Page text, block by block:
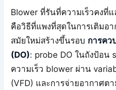
Blower ที่รันที่ความเร็วคงที่
คือวิธีที่แพงที่สุดในการเติมอ
สมัยใหม่สร้างขึ้นรอบ การคว
(DO): probe DO ในถังป้อน
ความเร็ว blower ผ่าน
(VFD) และการจ่ายอากาศต